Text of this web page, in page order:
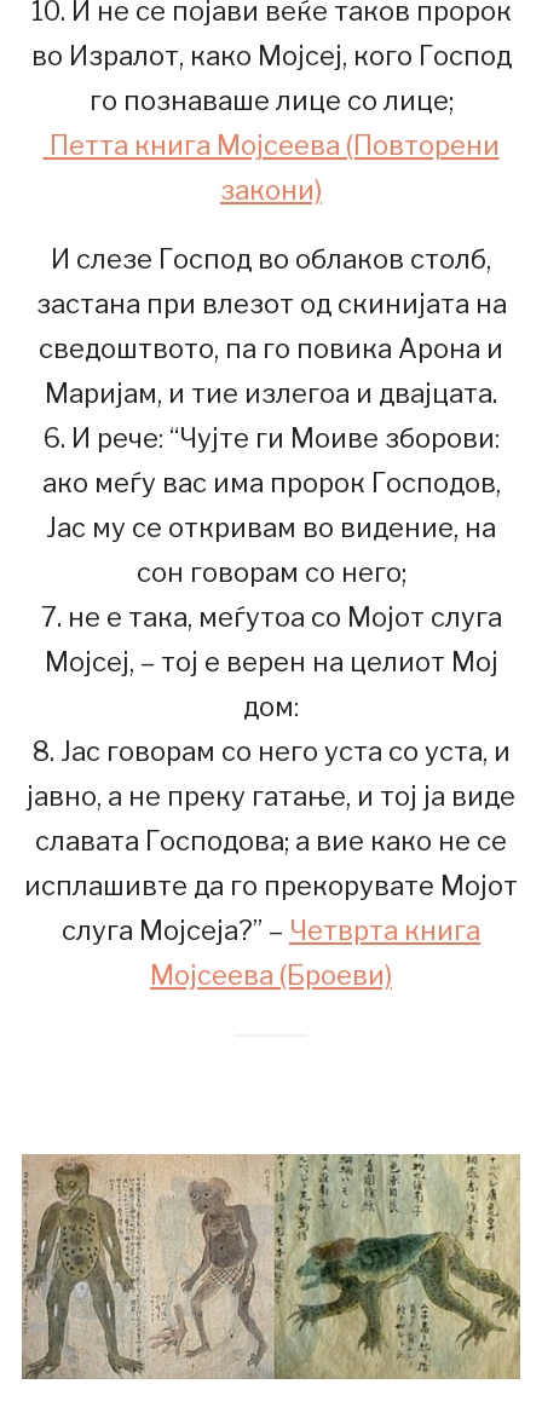
10. И не се појави веќе таков пророк
во Изралот, како Мојсеј, кого Господ
го познаваше лице со лице;
Петта книга Мојсеева (Повторени
закони)
И слезе Господ во облаков столб,
застана при влезот од скинијата на
сведоштвото, па го повика Арона и
Маријам, и тие излегоа и двајцата.
6. И рече: “Чујте ги Моиве зборови:
ако меѓу вас има пророк Господов,
Јас му се откривам во видение, на
сон говорам со него;
7. не е така, меѓутоа со Мојот слуга
Мојсеј, – тој е верен на целиот Мој
дом:
8. Јас говорам со него уста со уста, и
јавно, а не преку гатање, и тој ја виде
славата Господова; а вие како не се
исплашивте да го прекорувате Мојот
слуга Мојсеја?” – Четврта книга
Мојсеева (Броеви)